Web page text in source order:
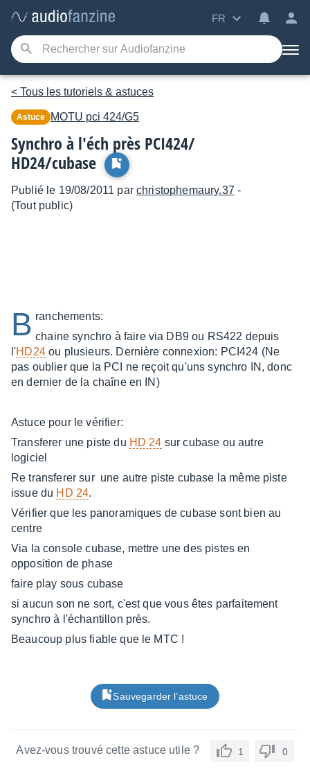
FR
< Tous les tutoriels & astuces
Astuce MOTU pci 424/G5
Synchro à l'éch près PCI424/
HD24/cubase
Publié le 19/08/2011 parchristophemaury.37 -
(Tout public)
B ranchements:
chaine synchro à faire via DB9 ou RS422 depuis
l'HD24ou plusieurs. Dernière connexion: PCI424 (Ne
pas oublier que la PCI ne reçoit qu'uns synchro IN, donc
en dernier de la chaîne en IN)
Astuce pour le vérifier:
Transferer une piste du HD 24 sur cubase ou autre
logiciel
Re transferer sur une autre piste cubase la même piste
issue du HD 24.
Vérifier que les panoramiques de cubase sont bien au
centre
Via la console cubase, mettre une des pistes en
opposition de phase
faire play sous cubase
si aucun son ne sort, c'est que vous êtes parfaitement
synchro à l'échantillon près.
Beaucoup plus fiable que le MTC !
Sauvegarder l’astuce
Avez-vous trouvé cette astuce utile ? 1 0